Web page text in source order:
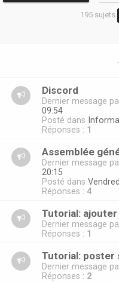
195 sujets
Discord
Dernier message
09:54
Posté dans
Réponses : 1
Assemblée
Dernier message
20:15
Posté dans
Réponses : 4
Tutorial:
Dernier message
Réponses : 1
Tutorial: poster
Dernier message
Réponses : 2